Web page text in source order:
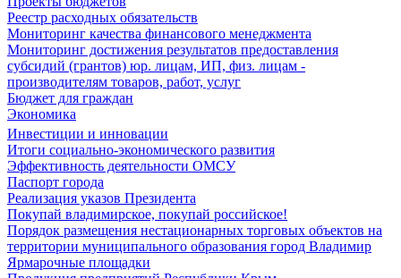
Реестр расходных обязательств
Мониторинг качества финансового менеджмента
Мониторинг достижения результатов предоставления
субсидий (грантов) юр. лицам, ИП, физ. лицам -
производителям товаров, работ, услуг
Бюджет для граждан
Экономика
Инвестиции и инновации
Итоги социально-экономического развития
Эффективность деятельности ОМСУ
Паспорт города
Реализация указов Президента
Покупай владимирское, покупай российское!
Порядок размещения нестационарных торговых объектов на
территории муниципального образования город Владимир
Ярмарочные площадки